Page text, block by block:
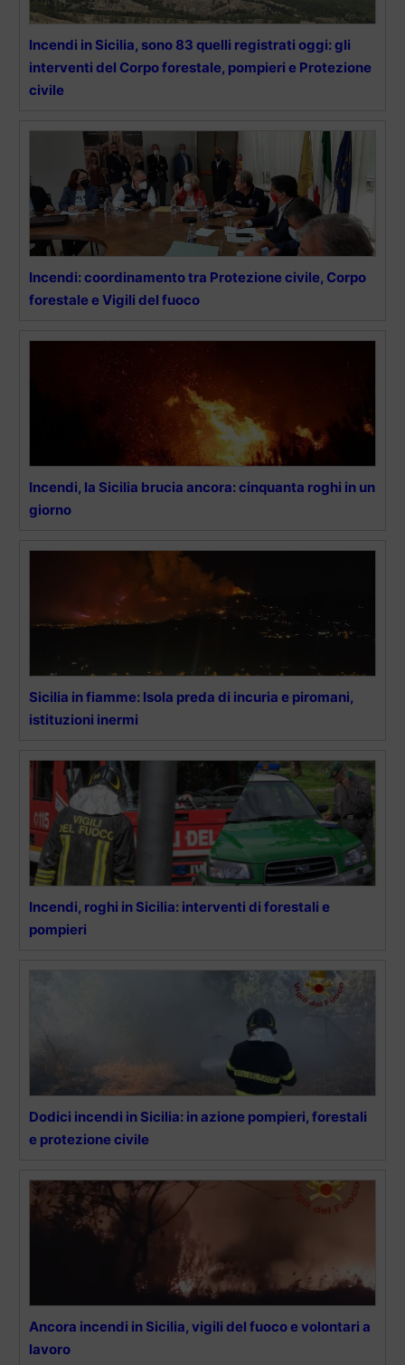
Incendi in Sicilia, sono 83 quelli registrati oggi: gli
interventi del Corpo forestale, pompieri e Protezione
civile
Incendi: coordinamento tra Protezione civile, Corpo
forestale e Vigili del fuoco
Incendi, la Sicilia brucia ancora: cinquanta roghi in un
giorno
Sicilia in fiamme: Isola preda di incuria e piromani,
istituzioni inermi
Incendi, roghi in Sicilia: interventi di forestali e
pompieri
Dodici incendi in Sicilia: in azione pompieri, forestali
e protezione civile
Ancora incendi in Sicilia, vigili del fuoco e volontari a
lavoro